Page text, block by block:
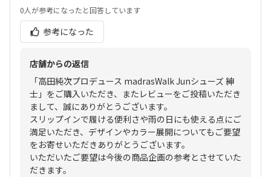
0人が参考になったと回答しています
参考になった
店舗からの返信
「高田純次プロデュース madrasWalk Junシューズ 紳
士」をご購入いただき、またレビューをご投稿いただき
まして、誠にありがとうございます。
スリップインで履ける便利さや雨の日にも使える点にご
満足いただき、デザインやカラー展開についてもご要望
をお寄せいただきありがとうございます。
いただいたご要望は今後の商品企画の参考とさせていた
だきます。